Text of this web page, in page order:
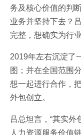
务及核心价值的判
业务并坚持下去？
完整，想确实为行
2019年左右沉淀了
图；并在全国范围
想一起进行合作，
外包创立。
吕总坦言，“其实外
人力资源服务价值